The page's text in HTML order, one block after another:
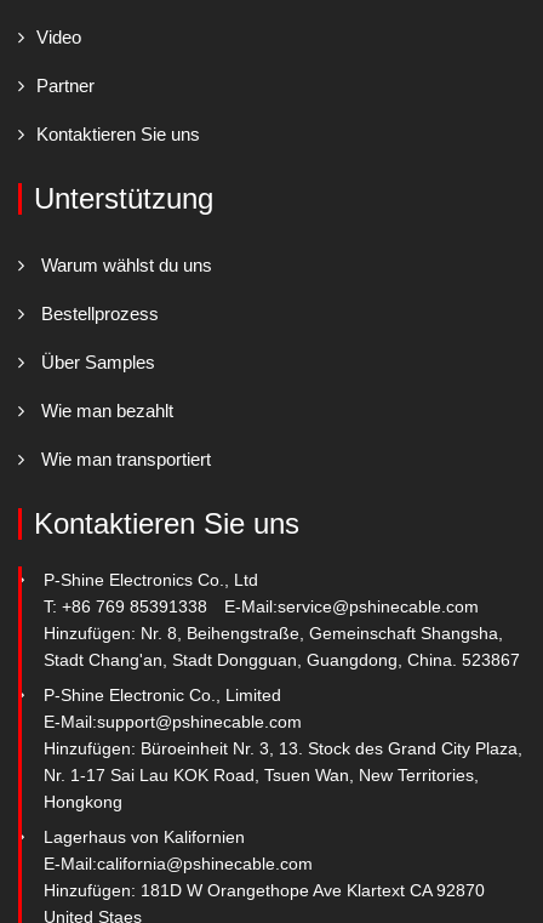
Video
Partner
Kontaktieren Sie uns
Unterstützung
Warum wählst du uns
Bestellprozess
Über Samples
Wie man bezahlt
Wie man transportiert
Kontaktieren Sie uns
P-Shine Electronics Co., Ltd
T: +86 769 85391338
E-Mail:service@pshinecable.com
Hinzufügen: Nr. 8, Beihengstraße, Gemeinschaft Shangsha,
Stadt Chang'an, Stadt Dongguan, Guangdong, China. 523867
P-Shine Electronic Co., Limited
E-Mail:support@pshinecable.com
Hinzufügen: Büroeinheit Nr. 3, 13. Stock des Grand City Plaza,
Nr. 1-17 Sai Lau KOK Road, Tsuen Wan, New Territories,
Hongkong
Lagerhaus von Kalifornien
E-Mail:california@pshinecable.com
Hinzufügen: 181D W Orangethope Ave Klartext CA 92870
United Staes